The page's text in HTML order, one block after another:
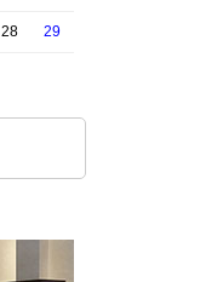
28 29